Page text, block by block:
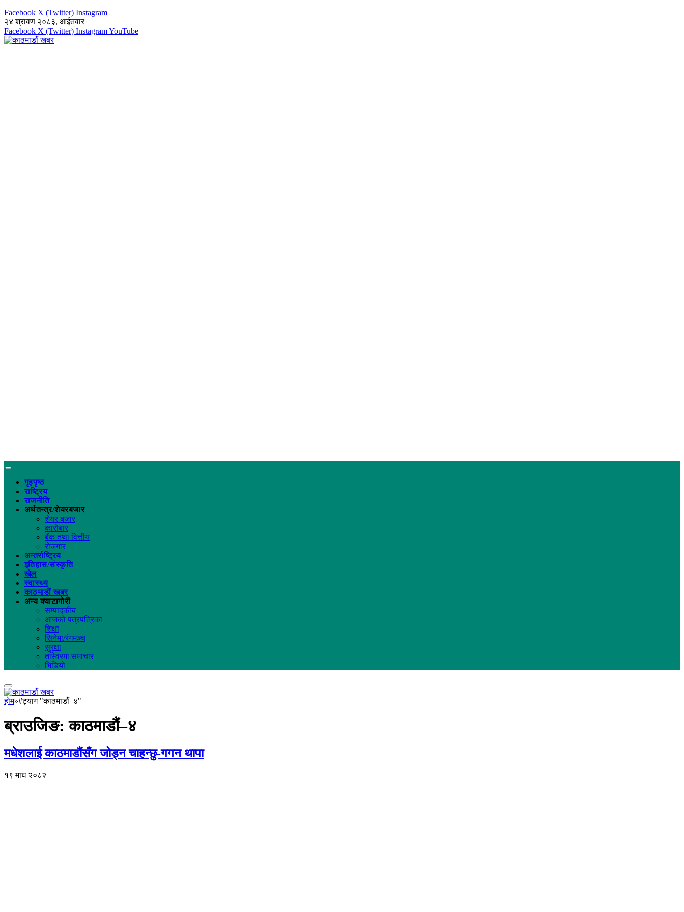
Facebook X (Twitter) Instagram
२४ श्रावण २०८३, आईतवार
Facebook X (Twitter) InstagramYouTube
गृहपृष्ठ
राष्ट्रिय
राजनीति
अर्थतन्त्र/शेयरबजार
शेयर बजार
कारोबार
बैंक तथा वित्तीय
रोजगार
अन्तर्राष्ट्रिय
इतिहास/संस्कृति
खेल
स्वास्थ्य
काठमाडौं खबर
अन्य क्याटागोरी
सम्पादकीय
आजको पत्रपत्रिका
शिक्षा
सिनेमा/रंगमञ्च
सुरक्षा
तस्विरमा समाचार
भिडियो
होम»#ट्याग "काठमाडौं–४"
ब्राउजिङ:काठमाडौं–४
मधेशलाई काठमाडौंसँग जोड्न चाहन्छु-गगन थापा
१९ माघ २०८२